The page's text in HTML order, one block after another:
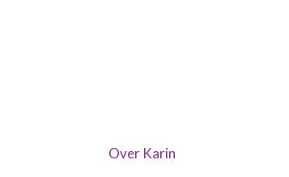
Over Karin